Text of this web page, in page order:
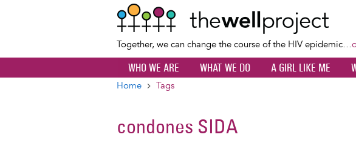
Together, we can change the course of the HIV epidemic…
WHO WE ARE WHAT WE DO A GIRL LIKE ME
Home Tags
condones SIDA